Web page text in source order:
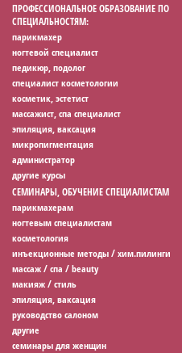
ПРОФЕССИОНАЛЬНОЕ ОБРАЗОВАНИЕ ПО
СПЕЦИАЛЬНОСТЯМ:
парикмахер
ногтевой специалист
педикюр, подолог
специалист косметологии
косметик, эстетист
массажист, спа специалист
эпиляция, ваксация
микропигментация
администратор
другие курсы
СЕМИНАРЫ, ОБУЧЕНИЕ СПЕЦИАЛИСТАМ
парикмахерам
ногтевым специалистам
косметология
инъекционные методы / хим.пилинги
массаж / спа / beauty
макияж / стиль
эпиляция, ваксация
руководство салоном
другие
семинары для женщин